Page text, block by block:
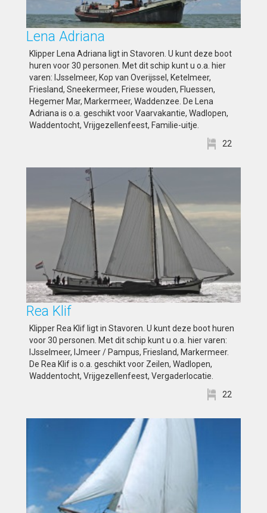
Lena Adriana
Klipper Lena Adriana ligt in Stavoren. U kunt deze boot
huren voor 30 personen. Met dit schip kunt u o.a. hier
varen: IJsselmeer, Kop van Overijssel, Ketelmeer,
Friesland, Sneekermeer, Friese wouden, Fluessen,
Hegemer Mar, Markermeer, Waddenzee. De Lena
Adriana is o.a. geschikt voor Vaarvakantie, Wadlopen,
Waddentocht, Vrijgezellenfeest, Familie-uitje.
22
Rea Klif
Klipper Rea Klif ligt in Stavoren. U kunt deze boot huren
voor 30 personen. Met dit schip kunt u o.a. hier varen:
IJsselmeer, IJmeer / Pampus, Friesland, Markermeer.
De Rea Klif is o.a. geschikt voor Zeilen, Wadlopen,
Waddentocht, Vrijgezellenfeest, Vergaderlocatie.
22